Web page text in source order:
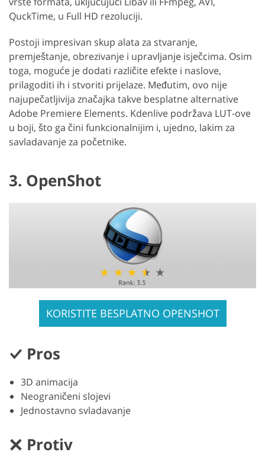
QuckTime, u Full HD rezoluciji.
Postoji impresivan skup alata za stvaranje,
premještanje, obrezivanje i upravljanje isječcima. Osim
toga, moguće je dodati različite efekte i naslove,
prilagoditi ih i stvoriti prijelaze. Međutim, ovo nije
najupečatljivija značajka takve besplatne alternative
Adobe Premiere Elements. Kdenlive podržava LUT-ove
u boji, što ga čini funkcionalnijim i, ujedno, lakim za
savladavanje za početnike.
3. OpenShot
KORISTITE BESPLATNO OPENSHOT
Pros
3D animacija
Neograničeni slojevi
Jednostavno svladavanje
Protiv